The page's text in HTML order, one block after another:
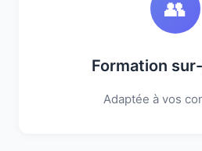
👥
Formation
Adaptée à vos